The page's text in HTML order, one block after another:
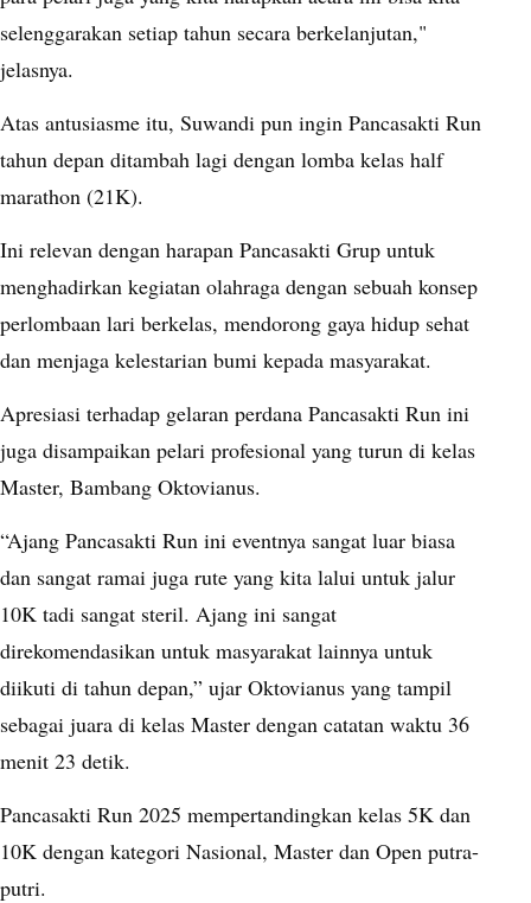
selenggarakan setiap tahun secara berkelanjutan,"
jelasnya.
Atas antusiasme itu, Suwandi pun ingin Pancasakti Run
tahun depan ditambah lagi dengan lomba kelas half
marathon (21K).
Ini relevan dengan harapan Pancasakti Grup untuk
menghadirkan kegiatan olahraga dengan sebuah konsep
perlombaan lari berkelas, mendorong gaya hidup sehat
dan menjaga kelestarian bumi kepada masyarakat.
Apresiasi terhadap gelaran perdana Pancasakti Run ini
juga disampaikan pelari profesional yang turun di kelas
Master, Bambang Oktovianus.
“Ajang Pancasakti Run ini eventnya sangat luar biasa
dan sangat ramai juga rute yang kita lalui untuk jalur
10K tadi sangat steril. Ajang ini sangat
direkomendasikan untuk masyarakat lainnya untuk
diikuti di tahun depan,” ujar Oktovianus yang tampil
sebagai juara di kelas Master dengan catatan waktu 36
menit 23 detik.
Pancasakti Run 2025 mempertandingkan kelas 5K dan
10K dengan kategori Nasional, Master dan Open putra-
putri.